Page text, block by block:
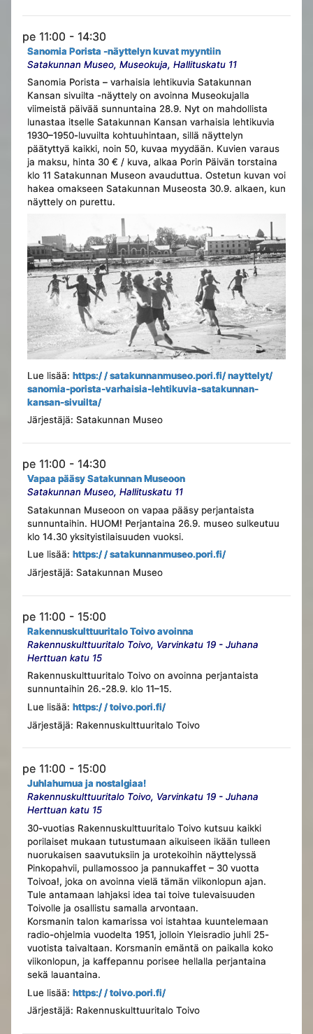
pe 11:00 - 14:30
Sanomia Porista -näyttelyn kuvat myyntiin
Satakunnan Museo, Museokuja, Hallituskatu 11
Sanomia Porista – varhaisia lehtikuvia Satakunnan
Kansan sivuilta -näyttely on avoinna Museokujalla
viimeistä päivää sunnuntaina 28.9. Nyt on mahdollista
lunastaa itselle Satakunnan Kansan varhaisia lehtikuvia
1930–1950-luvuilta kohtuuhintaan, sillä näyttelyn
päätyttyä kaikki, noin 50, kuvaa myydään. Kuvien varaus
ja maksu, hinta 30 € / kuva, alkaa Porin Päivän torstaina
klo 11 Satakunnan Museon avauduttua. Ostetun kuvan voi
hakea omakseen Satakunnan Museosta 30.9. alkaen, kun
näyttely on purettu.
Lue lisää: https:/ / satakunnanmuseo.pori.fi/ nayttelyt/
sanomia-porista-varhaisia-lehtikuvia-satakunnan-
kansan-sivuilta/
Järjestäjä: Satakunnan Museo
pe 11:00 - 14:30
Vapaa pääsy Satakunnan Museoon
Satakunnan Museo, Hallituskatu 11
Satakunnan Museoon on vapaa pääsy perjantaista
sunnuntaihin. HUOM! Perjantaina 26.9. museo sulkeutuu
klo 14.30 yksityistilaisuuden vuoksi.
Lue lisää: https:/ / satakunnanmuseo.pori.fi/
Järjestäjä: Satakunnan Museo
pe 11:00 - 15:00
Rakennuskulttuuritalo Toivo avoinna
Rakennuskulttuuritalo Toivo, Varvinkatu 19 - Juhana
Herttuan katu 15
Rakennuskulttuuritalo Toivo on avoinna perjantaista
sunnuntaihin 26.-28.9. klo 11–15.
Lue lisää: https:/ / toivo.pori.fi/
Järjestäjä: Rakennuskulttuuritalo Toivo
pe 11:00 - 15:00
Juhlahumua ja nostalgiaa!
Rakennuskulttuuritalo Toivo, Varvinkatu 19 - Juhana
Herttuan katu 15
30-vuotias Rakennuskulttuuritalo Toivo kutsuu kaikki
porilaiset mukaan tutustumaan aikuiseen ikään tulleen
nuorukaisen saavutuksiin ja urotekoihin näyttelyssä
Pinkopahvii, pullamossoo ja pannukaffet – 30 vuotta
Toivoa!, joka on avoinna vielä tämän viikonlopun ajan.
Tule antamaan lahjaksi idea tai toive tulevaisuuden
Toivolle ja osallistu samalla arvontaan.
Korsmanin talon kamarissa voi istahtaa kuuntelemaan
radio-ohjelmia vuodelta 1951, jolloin Yleisradio juhli 25-
vuotista taivaltaan. Korsmanin emäntä on paikalla koko
viikonlopun, ja kaffepannu porisee hellalla perjantaina
sekä lauantaina.
Lue lisää: https:/ / toivo.pori.fi/
Järjestäjä: Rakennuskulttuuritalo Toivo